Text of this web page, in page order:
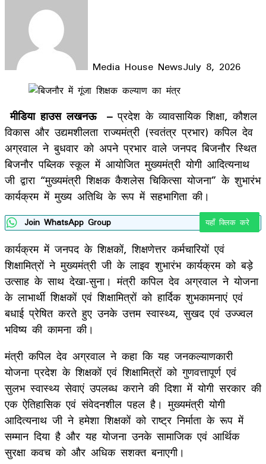
Media House NewsJuly 8, 2026
Facebook
LinkedIn
WhatsApp
Telegram
मीडिया हाउस लखनऊ –प्रदेश के व्यावसायिक शिक्षा, कौशल
विकास और उद्यमशीलता राज्यमंत्री (स्वतंत्र प्रभार) कपिल देव
अग्रवाल ने बुधवार को अपने प्रभार वाले जनपद बिजनौर स्थित
बिजनौर पब्लिक स्कूल में आयोजित मुख्यमंत्री योगी आदित्यनाथ
जी द्वारा “मुख्यमंत्री शिक्षक कैशलेस चिकित्सा योजना” के शुभारंभ
कार्यक्रम में मुख्य अतिथि के रूप में सहभागिता की।
Join WhatsApp Group यहाँ क्लिक करे
कार्यक्रम में जनपद के शिक्षकों, शिक्षणेत्तर कर्मचारियों एवं
शिक्षामित्रों ने मुख्यमंत्री जी के लाइव शुभारंभ कार्यक्रम को बड़े
उत्साह के साथ देखा-सुना। मंत्री कपिल देव अग्रवाल ने योजना
के लाभार्थी शिक्षकों एवं शिक्षामित्रों को हार्दिक शुभकामनाएं एवं
बधाई प्रेषित करते हुए उनके उत्तम स्वास्थ्य, सुखद एवं उज्ज्वल
भविष्य की कामना की।
मंत्री कपिल देव अग्रवाल ने कहा कि यह जनकल्याणकारी
योजना प्रदेश के शिक्षकों एवं शिक्षामित्रों को गुणवत्तापूर्ण एवं
सुलभ स्वास्थ्य सेवाएं उपलब्ध कराने की दिशा में योगी सरकार की
एक ऐतिहासिक एवं संवेदनशील पहल है। मुख्यमंत्री योगी
आदित्यनाथ जी ने हमेशा शिक्षकों को राष्ट्र निर्माता के रूप में
सम्मान दिया है और यह योजना उनके सामाजिक एवं आर्थिक
सुरक्षा कवच को और अधिक सशक्त बनाएगी।